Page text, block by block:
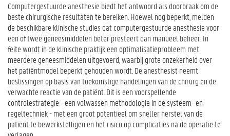
Computergestuurde anesthesie biedt het antwoord als doorbraak om de
beste chirurgische resultaten te bereiken. Hoewel nog beperkt, melden
de beschikbare klinische studies dat computergestuurde anesthesie voor
één of twee geneesmiddelen beter presteert dan manueel beheer. In
feite wordt in de klinische praktijk een optimalisatieprobleem met
meerdere geneesmiddelen uitgevoerd, waarbij grote onzekerheid over
het patiëntmodel beperkt gehouden wordt. De anesthesist neemt
beslissingen op basis van toekomstige handelingen van de chirurg en de
verwachte reactie van de patiënt. Dit is een voorspellende
controlestrategie - een volwassen methodologie in de systeem- en
regeltechniek - met een groot potentieel om sneller herstel van de
patiënt te bewerkstelligen en het risico op complicaties na de operatie te